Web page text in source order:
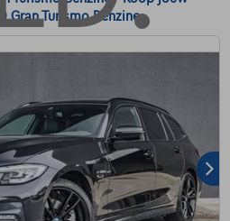
Gran Turismo Benzine.